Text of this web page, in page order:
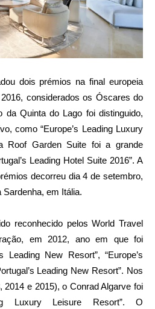
dois prémios na final europeia
considerados os Óscares do
da Quinta do Lago foi distinguido,
como “Europe’s Leading Luxury
Roof Garden Suite foi a grande
Leading Hotel Suite 2016”. A
decorreu dia 4 de setembro,
Sardenha, em Itália.
reconhecido pelos World Travel
em 2012, ano em que foi
Leading New Resort”, “Europe’s
Leading New Resort”. Nos
2014 e 2015), o Conrad Algarve foi
Luxury Leisure Resort”. O